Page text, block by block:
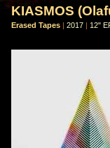
KIASMOS
Erased Tapes | 2017 | 12"